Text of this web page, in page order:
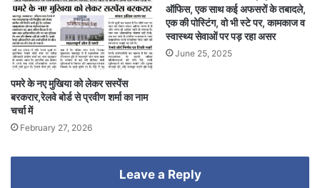
पमरे के नए मुखिया को लेकर सस्पेंस
बरकरार,रेलवे बोर्ड से प्रवीण शर्मा का नाम
चर्चा में
February 27, 2026
ऑफिस, एक साथ कई अफसरों के तबादले,
एक की पोस्टिंग, वो भी स्टे पर, कामकाज व
स्वास्थ्य सेवाओं पर पड़ रहा असर
June 25, 2025
Leave a Reply